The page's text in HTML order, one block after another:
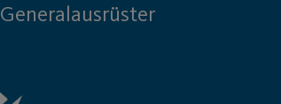
Generalausrüster